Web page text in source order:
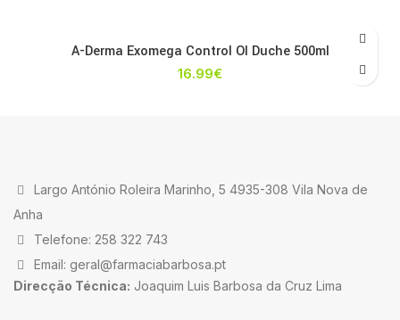
A-Derma Exomega Control Ol Duche 500ml
16.99€
Largo António Roleira Marinho, 5 4935-308 Vila Nova de
Anha
Telefone: 258 322 743
Email: geral@farmaciabarbosa.pt
Direcção Técnica: Joaquim Luis Barbosa da Cruz Lima